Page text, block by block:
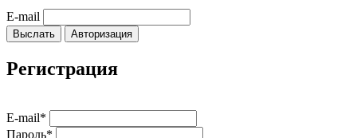
E-mail
Выслать Авторизация
Регистрация
E-mail*
Пароль*